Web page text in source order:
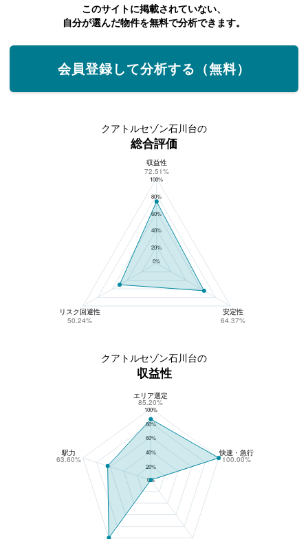
このサイトに掲載されていない、
自分が選んだ物件を無料で分析できます。
会員登録して分析する（無料）
クアトルセゾン石川台の
総合評価
クアトルセゾン石川台の総合評価
100%
80%
60%
40%
20%
0%
収益性
72.51%
リスク回避性
50.24%
安定性
64.37%
クアトルセゾン石川台の
収益性
クアトルセゾン石川台の収益性
100%
80%
60%
40%
20%
0%
エリア選定
85.20%
駅力
63.60%
快速・急行
100.00%